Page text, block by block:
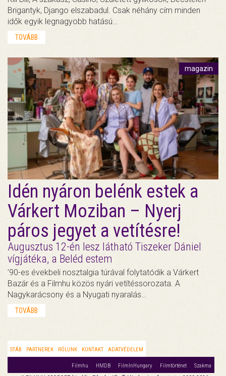
Brigantyk, Django elszabadul. Csak néhány cím minden
idők egyik legnagyobb hatású…
TOVÁBB
magazin
Idén nyáron belénk estek a
Várkert Moziban – Nyerj
páros jegyet a vetítésre!
Augusztus 12-én lesz látható Tiszeker Dániel
vígjátéka, a Beléd estem
’90-es évekbeli nosztalgia túrával folytatódik a Várkert
Bazár és a Filmhu közös nyári vetítéssorozata. A
Nagykarácsony és a Nyugati nyaralás…
TOVÁBB
STÁB PARTNEREK RÓLUNK KONTAKT ADATVÉDELEM
Filmhu HMDB FilmInHungary Filmtörténet Szakma